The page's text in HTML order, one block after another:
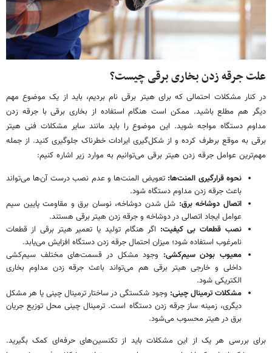
علت جرقه زدن بخاری برقی چیست؟
در کنار مشکلات احتمالی که برای هیتر برقی نام بردیم، باید از یک موضوع مهم
دیگر هم مطلع باشید. ممکن است هنگام استفاده از بخاری برقی با جرقه زدن
مداوم دستگاه مواجه شوید. این موضوع را باید مانند سایر مشکلات فنی هیتر
برقی به موقع برطرف کرده و از شکل‌گیری ایرادات خطرناک جلوگیری کنید. از جمله
مهم‌ترین عوامل جرقه زدن هیتر برقی می‌توانیم به موارد زیر اشاره کنیم:
نحوه قرارگیری المنت‌ها: تعویض المنت‌ها و عدم نصب درست آن‌ها می‌تواند
باعث جرقه زدن مداوم دستگاه شود.
اتصال دوشاخه برق: شل شدن دوشاخه، نوسان برق و مقاومت پایین سیم
عوامل ایجاد اتصالی در دوشاخه و جرقه زدن هیتر برقی هستند.
نصب قطعات بی کیفیت: اگر هنگام تولید یا تعمیر هیتر برقی از قطعات
نامرغوب استفاده شود؛ میزان احتمال جرقه زدن دستگاه افزایش می‌یابد.
معیوب بودن سیم‌کشی: وجود مشکل در قسمت‌های مختلف سیم‌کشی
داخلی و خارجی هیتر برقی هم می‌تواند باعث جرقه زدن مداوم بخاری
الکتریکی شود.
مشکلات ترمینال چینی: وجود شکستگی در ساختار ترمینال چینی یا هر مشکل
دیگری، زمینه ساز جرقه زدن دستگاه است. ترمینال چینی محل توزیع جریان
برق در هیتر محسوب می‌شود.
برای بررسی هر یک از این مشکلات باید از تکنسین‌های حرفه‌ای کمک بگیرید.